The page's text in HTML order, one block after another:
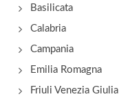
Basilicata
Calabria
Campania
Emilia Romagna
Friuli Venezia Giulia